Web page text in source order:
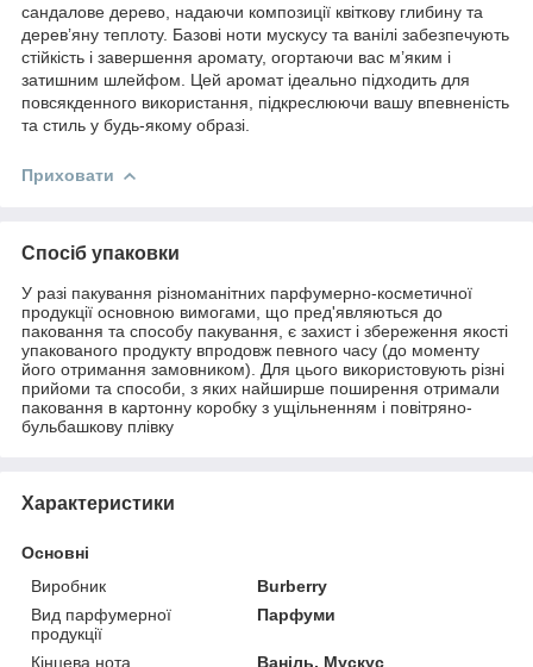
сандалове дерево, надаючи композиції квіткову глибину та
дерев’яну теплоту. Базові ноти мускусу та ванілі забезпечують
стійкість і завершення аромату, огортаючи вас м’яким і
затишним шлейфом. Цей аромат ідеально підходить для
повсякденного використання, підкреслюючи вашу впевненість
та стиль у будь-якому образі.
Приховати
Спосіб упаковки
У разі пакування різноманітних парфумерно-косметичної
продукції основною вимогами, що пред'являються до
паковання та способу пакування, є захист і збереження якості
упакованого продукту впродовж певного часу (до моменту
його отримання замовником). Для цього використовують різні
прийоми та способи, з яких найширше поширення отримали
паковання в картонну коробку з ущільненням і повітряно-
бульбашкову плівку
Характеристики
Основні
Виробник
Burberry
Вид парфумерної
продукції
Парфуми
Кінцева нота Ваніль, Мускус